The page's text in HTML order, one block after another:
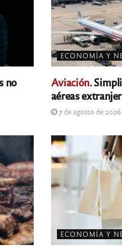
no
ECONOMÍA Y
Aviación.
aéreas
7 de agosto de 2026
ECONOMÍA Y